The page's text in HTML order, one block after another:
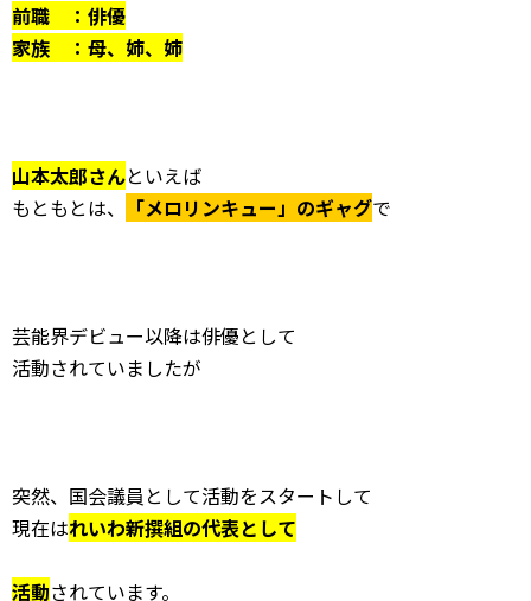
前職 ：俳優
家族 ：母、姉、姉
山本太郎さんといえば
もともとは、
「メロリンキュー」のギャグで
芸能界デビュー以降は俳優として
活動されていましたが
突然、国会議員として活動をスタートして
現在はれいわ新撰組の代表として
活動されています。